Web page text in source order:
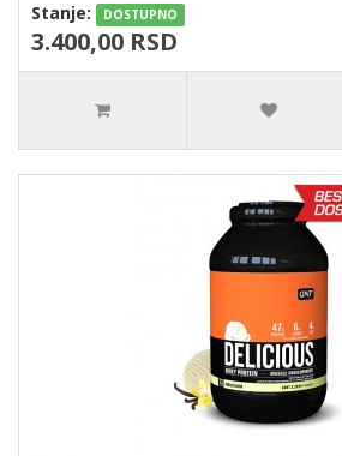
Stanje:
DOSTUPNO
3.400,00 RSD